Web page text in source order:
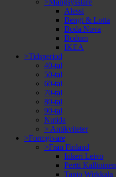
Alessi
Bengt & Lotta
Boda Nova
Bodum
IKEA
>Tidsperiod
40-tal
50-tal
60-tal
70-tal
80-tal
90-tal
Nutida
> Antikviteter
>Formgivare
>Från Finland
Inkeri Leivo
Pertti Kallioinen
Tapio Wirkkala